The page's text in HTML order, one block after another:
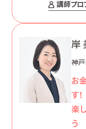
講師プロ
岸
神戸
お
す！
楽
う